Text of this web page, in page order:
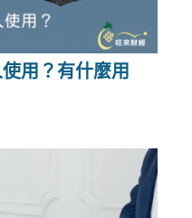
用？有什麼用